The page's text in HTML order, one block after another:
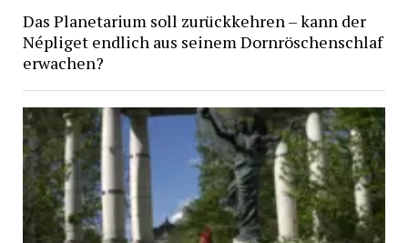
Das Planetarium soll zurückkehren – kann der
Népliget endlich aus seinem Dornröschenschlaf
erwachen?